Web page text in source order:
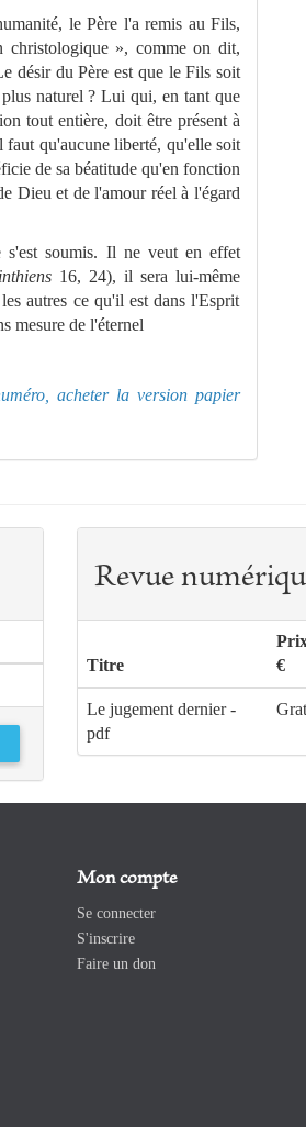
le Père l'a remis au Fils,
christologique », commeon dit,
désir duPère est que le Fils soit
naturel ? Lui qui, en tant que
tout entière, doit être présent à
faut qu'aucune liberté, qu'elle soit
de sa béatitude qu'en fonction
Dieu et de l'amour réel à l'égard
s'est soumis. Il ne veut en effet
16, 24), il sera lui-même
autres ce qu'il est dans l'Esprit
mesure de l'éternel
acheter la version papier
Revue
Titre
€
Le jugement dernier -
pdf
Mon compte
Se connecter
S'inscrire
Faire un don